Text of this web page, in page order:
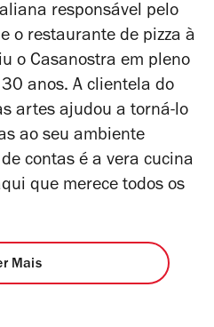
responsável pelo
o restaurante de pizza à
o Casanostra em pleno
anos. A clientela do
artes ajudou a torná-lo
ao seu ambiente
contas é a vera cucina
que merece todos os
Mais